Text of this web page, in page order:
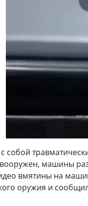
собой
вооружен, машины
вмятины на
оружия и